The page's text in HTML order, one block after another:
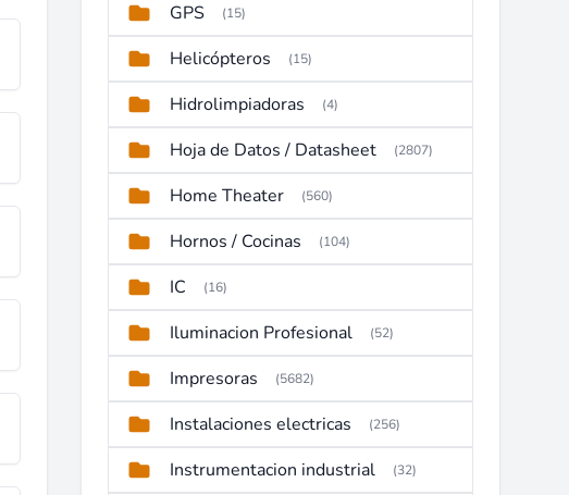
GPS (15)
Helicópteros (15)
Hidrolimpiadoras (4)
Hoja de Datos / Datasheet (2807)
Home Theater (560)
Hornos / Cocinas (104)
IC (16)
Iluminacion Profesional (52)
Impresoras (5682)
Instalaciones electricas (256)
Instrumentacion industrial (32)